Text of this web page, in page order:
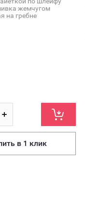
жемчугом
на гребне
в 1 клик